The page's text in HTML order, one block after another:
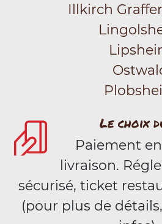
Illkirch
Le choix
Paiement
livraison.
sécurisé, ticket
(pour plus de